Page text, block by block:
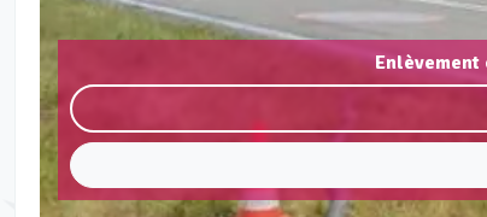
Enlèvement